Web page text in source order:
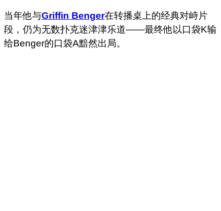
当年他与Griffin Benger在转播桌上的经典对峙片
段，仍为无数扑克迷津津乐道——最终他以口袋K输
给Benger的口袋A黯然出局。